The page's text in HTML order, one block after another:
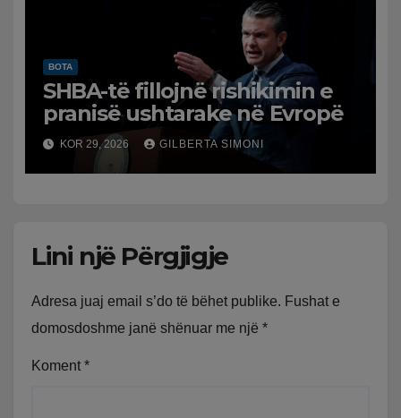
BOTA
SHBA-të fillojnë rishikimin e
pranisë ushtarake në Evropë
KOR 29, 2026 GILBERTA SIMONI
Lini një Përgjigje
Adresa juaj email s’do të bëhet publike. Fushat e
domosdoshme janë shënuar me një *
Koment *